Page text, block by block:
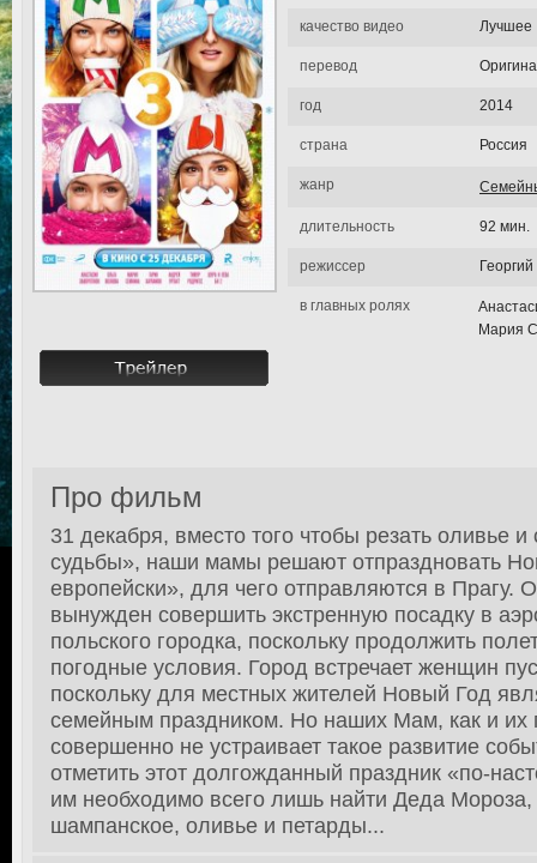
качество видео Лучшее
перевод
год 2014
страна Россия
жанр
длительность 92 мин.
режиссер
в главных ролях
Мария
Про фильм
31 декабря, вместо того чтобы резать оливье
судьбы», наши мамы решают отпраздновать
европейски», для чего отправляются в Прагу.
вынужден совершить экстренную посадку в
польского городка, поскольку продолжить
погодные условия. Город встречает женщин
поскольку для местных жителей Новый Год
семейным праздником. Но наших Мам, как и их
совершенно не устраивает такое развитие
отметить этот долгожданный праздник «по-
им необходимо всего лишь найти Деда Мороза,
шампанское, оливье и петарды...